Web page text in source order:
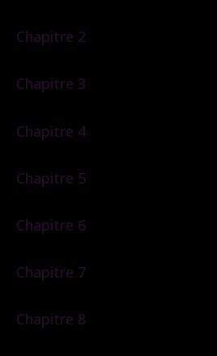
Chapitre 2
Chapitre 3
Chapitre 4
Chapitre 5
Chapitre 6
Chapitre 7
Chapitre 8